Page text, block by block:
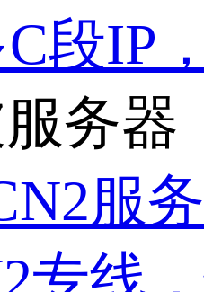
段IP
务器
服
专线